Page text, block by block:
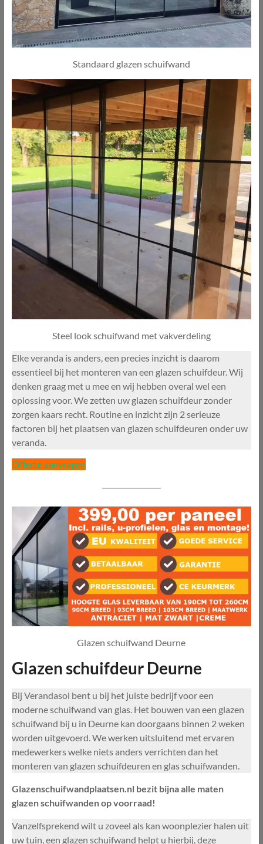
Standaard glazen schuifwand
Steel look schuifwand met vakverdeling
Elke veranda is anders, een precies inzicht is daarom
essentieel bij het monteren van een glazen schuifdeur. Wij
denken graag met u mee en wij hebben overal wel een
oplossing voor. We zetten uw glazen schuifdeur zonder
zorgen kaars recht. Routine en inzicht zijn 2 serieuze
factoren bij het plaatsen van glazen schuifdeuren onder uw
veranda.
Offerte aanvragen
Glazen schuifwand Deurne
Glazen schuifdeur Deurne
Bij Verandasol bent u bij het juiste bedrijf voor een
moderne schuifwand van glas. Het bouwen van een glazen
schuifwand bij u in Deurne kan doorgaans binnen 2 weken
worden uitgevoerd. We werken uitsluitend met ervaren
medewerkers welke niets anders verrichten dan het
monteren van glazen schuifdeuren en glas schuifwanden.
Glazenschuifwandplaatsen.nl bezit bijna alle maten
glazen schuifwanden op voorraad!
Vanzelfsprekend wilt u zoveel als kan woonplezier halen uit
uw tuin, een glazen schuifwand helpt u hierbij, deze